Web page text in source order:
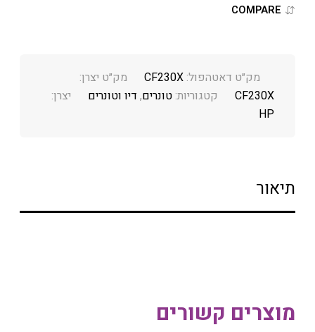
COMPARE
מק״ט דאטהפול:CF230X
מק״ט יצרן:
CF230X
קטגוריות:טונרים, דיו וטונרים
יצרן:
HP
תיאור
מוצרים קשורים